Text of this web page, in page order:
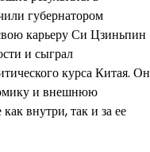
губернатором
карьеру Си Цзиньпин
и сыграл
курса Китая. Он
и внешнюю
внутри, так и за ее